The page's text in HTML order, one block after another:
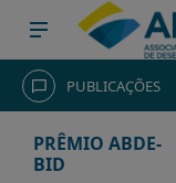
HOME
INSTITUCIONAL
PUBLICAÇÕES
PRÊMIO ABDE-
BID